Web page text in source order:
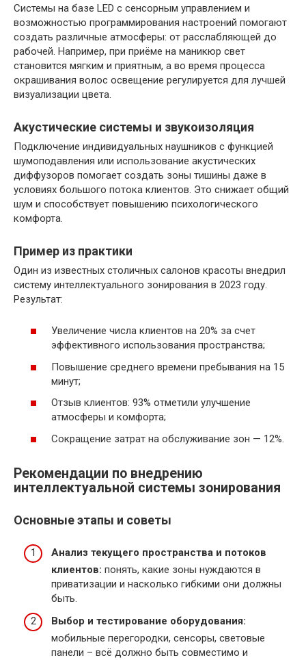
Системы на базе LED с сенсорным управлением и
возможностью программирования настроений помогают
создать различные атмосферы: от расслабляющей до
рабочей. Например, при приёме на маникюр свет
становится мягким и приятным, а во время процесса
окрашивания волос освещение регулируется для лучшей
визуализации цвета.
Акустические системы и звукоизоляция
Подключение индивидуальных наушников с функцией
шумоподавления или использование акустических
диффузоров помогает создать зоны тишины даже в
условиях большого потока клиентов. Это снижает общий
шум и способствует повышению психологического
комфорта.
Пример из практики
Один из известных столичных салонов красоты внедрил
систему интеллектуального зонирования в 2023 году.
Результат:
Увеличение числа клиентов на 20% за счет
эффективного использования пространства;
Повышение среднего времени пребывания на 15
минут;
Отзыв клиентов: 93% отметили улучшение
атмосферы и комфорта;
Сокращение затрат на обслуживание зон — 12%.
Рекомендации по внедрению
интеллектуальной системы зонирования
Основные этапы и советы
Анализ текущего пространства и потоков
клиентов: понять, какие зоны нуждаются в
приватизации и насколько гибкими они должны
быть.
Выбор и тестирование оборудования:
мобильные перегородки, сенсоры, световые
панели – всё должно быть совместимо и